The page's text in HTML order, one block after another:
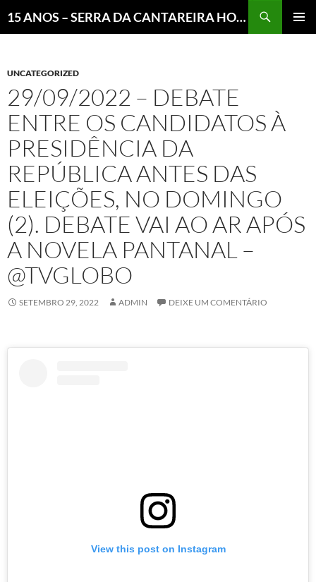
15 ANOS – SERRA DA CANTAREIRA HOJE E COTIDIANO DO BRASIL E DO MUNDO
UNCATEGORIZED
29/09/2022 – DEBATE
ENTRE OS CANDIDATOS À
PRESIDÊNCIA DA
REPÚBLICA ANTES DAS
ELEIÇÕES, NO DOMINGO
(2). DEBATE VAI AO AR APÓS
A NOVELA PANTANAL –
@TVGLOBO
SETEMBRO 29, 2022 ADMIN DEIXE UM COMENTÁRIO
View this post on Instagram